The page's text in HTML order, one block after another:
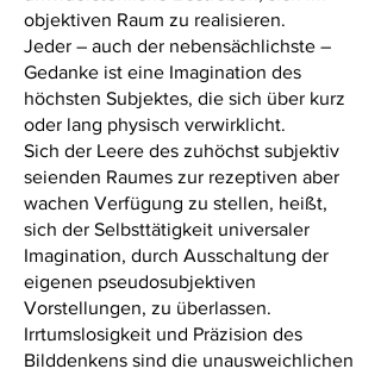
objektiven Raum zu realisieren.
Jeder – auch der nebensächlichste –
Gedanke ist eine Imagination des
höchsten Subjektes, die sich über kurz
oder lang physisch verwirklicht.
Sich der Leere des zuhöchst subjektiv
seienden Raumes zur rezeptiven aber
wachen Verfügung zu stellen, heißt,
sich der Selbsttätigkeit universaler
Imagination, durch Ausschaltung der
eigenen pseudosubjektiven
Vorstellungen, zu überlassen.
Irrtumslosigkeit und Präzision des
Bilddenkens sind die unausweichlichen